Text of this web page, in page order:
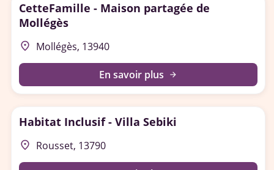
CetteFamille - Maison partagée de
Mollégès
place Mollégès, 13940
En savoir plus arrow_forward
Habitat Inclusif - Villa Sebiki
place Rousset, 13790